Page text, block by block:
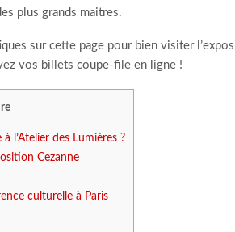
plus grands maitres.
sur cette page pour bien visiter
vos billets coupe-file en ligne !
l’Atelier des Lumières ?
Cezanne
culturelle à Paris